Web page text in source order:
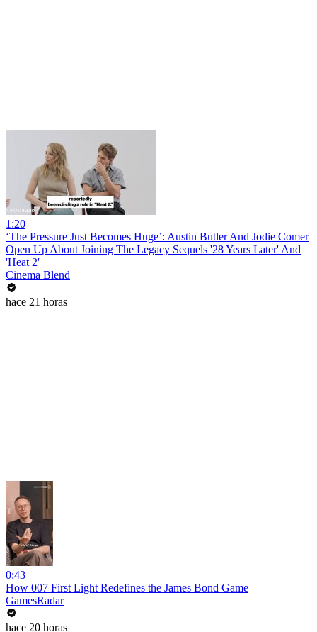
1:20
‘The Pressure Just Becomes Huge’: Austin Butler And Jodie Comer
Open Up About Joining The Legacy Sequels '28 Years Later' And
'Heat 2'
Cinema Blend
hace 21 horas
0:43
How 007 First Light Redefines the James Bond Game
GamesRadar
hace 20 horas